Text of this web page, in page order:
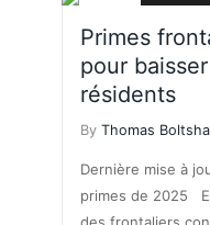
Primes
pour
résidents
By Thomas
Dernière mise à
primes de 2025